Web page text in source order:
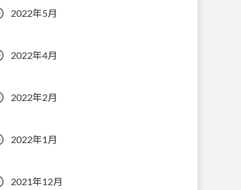
2022年5月
2022年4月
2022年2月
2022年1月
2021年12月